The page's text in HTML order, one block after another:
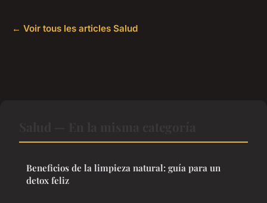
← Voir tous les articles Salud
Beneficios de la limpieza natural: guía para un
detox feliz